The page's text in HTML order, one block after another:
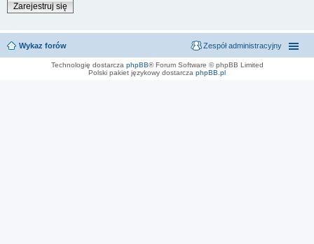
Zarejestruj się
Wykaz forów Zespół administracyjny
Technologię dostarcza phpBB® Forum Software © phpBB Limited
Polski pakiet językowy dostarcza phpBB.pl